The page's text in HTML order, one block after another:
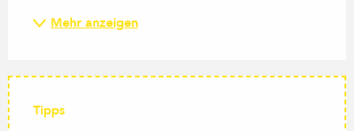
Mehr anzeigen
Tipps